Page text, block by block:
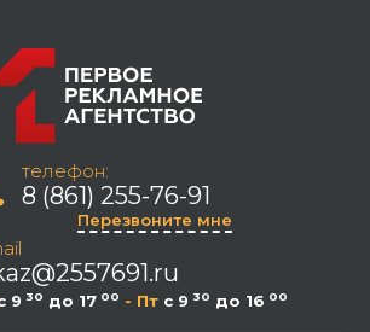
телефон:
8 (861) 255-76-91
Перезвоните мне
9 30 до 17 00 - Пт c 9 30 до 16 00